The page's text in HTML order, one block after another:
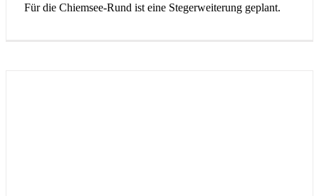
Für die Chiemsee-Rund ist eine Stegerweiterung geplant.